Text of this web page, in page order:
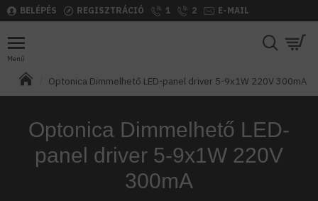
BELÉPÉS REGISZTRÁCIÓ 1 2 E-MAIL
Optonica Dimmelhető LED-panel driver 5-9x1W 220V 300mA
Optonica Dimmelhető LED-
panel driver 5-9x1W 220V
300mA